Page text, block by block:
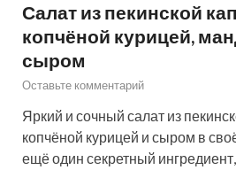
Салат из пекинской
копчёной курицей,
сыром
Оставьте комментарий
Яркий и сочный салат из
копчёной курицей и сыром в
ещё один секретный